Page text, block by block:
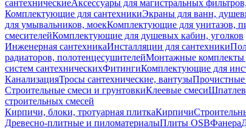
сантехническиеАксессуары для магистральных
Комплектующие для сантехникиЭкраны для ванн,
для умывальников, моекКомплектующие для унитазов,
смесителейКомплектующие для душевых кабин, уголков
Инженерная сантехникаИнсталляции для сантехники
радиаторов, полотенцесушителейМонтажные комплекты
систем сантехническихФитингиКомплектующие для
КанализацияТросы сантехнические, вантузы
Строительные смеси и грунтовкиКлеевые смеси
строительных смесей
Кирпичи, блоки, тротуарная плиткаКирпичи
Древесно-плитные и пиломатериалыПлиты OSBФанера